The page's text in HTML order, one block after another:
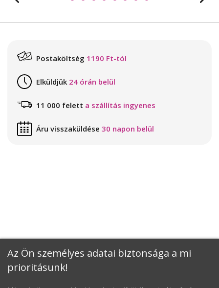
Az Ön személyes adatai biztonsága a mi
prioritásunk!
Postaköltség 1190 Ft-tól
Elküldjük 24 órán belül
11 000 felett a szállítás ingyenes
Áru visszaküldése 30 napon belül